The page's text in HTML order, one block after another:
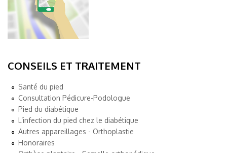
CONSEILS ET TRAITEMENT
Santé du pied
Consultation Pédicure-Podologue
Pied du diabétique
L’infection du pied chez le diabétique
Autres appareillages - Orthoplastie
Honoraires